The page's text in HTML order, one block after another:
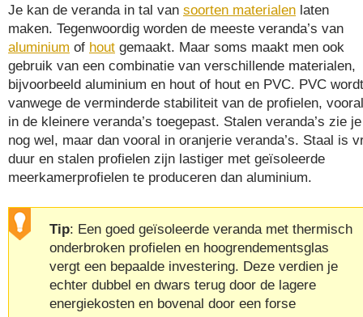
Je kan de veranda in tal van soorten materialen laten
maken. Tegenwoordig worden de meeste veranda’s van
aluminium of hout gemaakt. Maar soms maakt men ook
gebruik van een combinatie van verschillende materialen,
bijvoorbeeld aluminium en hout of hout en PVC. PVC
vanwege de verminderde stabiliteit van de profielen, vooral
in de kleinere veranda’s toegepast. Stalen veranda’s zie je
nog wel, maar dan vooral in oranjerie veranda’s. Staal is
duur en stalen profielen zijn lastiger met geïsoleerde
meerkamerprofielen te produceren dan aluminium.
Tip: Een goed geïsoleerde veranda met thermisch
onderbroken profielen en hoogrendementsglas
vergt een bepaalde investering. Deze verdien je
echter dubbel en dwars terug door de lagere
energiekosten en bovenal door een forse